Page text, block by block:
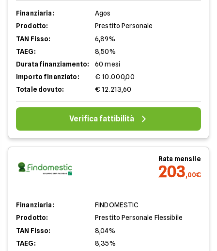
Finanziaria:
Agos
Prodotto:
Prestito Personale
TAN Fisso:
6,89%
TAEG:
8,50%
Durata finanziamento:
60 mesi
Importo finanziato:
€ 10.000,00
Totale dovuto:
€ 12.213,60
Verifica fattibilità
Rata mensile
203,00€
Finanziaria:
FINDOMESTIC
Prodotto:
Prestito Personale Flessibile
TAN Fisso:
8,04%
TAEG:
8,35%